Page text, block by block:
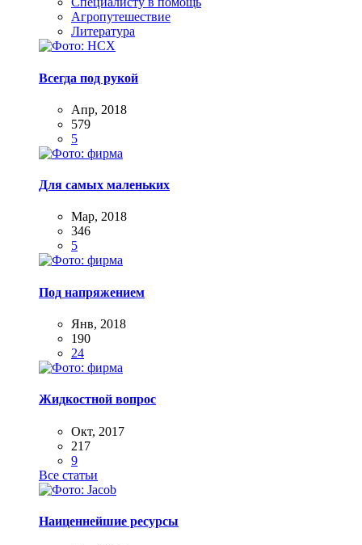
Агропутешествие
Литература
Всегда под рукой
Апр, 2018
579
5
Для самых маленьких
Мар, 2018
346
5
Под напряжением
Янв, 2018
190
24
Жидкостной вопрос
Окт, 2017
217
9
Все статьи
Наиценнейшие ресурсы